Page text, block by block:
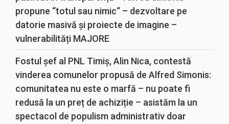
propune “totul sau nimic“ – dezvoltare pe
datorie masivă și proiecte de imagine –
vulnerabilități MAJORE
Fostul șef al PNL Timiș, Alin Nica, contestă
vinderea comunelor propusă de Alfred Simonis:
comunitatea nu este o marfă – nu poate fi
redusă la un preț de achiziție – asistăm la un
spectacol de populism administrativ doar